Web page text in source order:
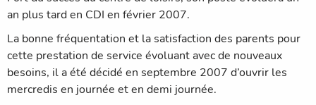
an plus tard en CDI en février 2007.
La bonne fréquentation et la satisfaction des parents pour
cette prestation de service évoluant avec de nouveaux
besoins, il a été décidé en septembre 2007 d’ouvrir les
mercredis en journée et en demi journée.